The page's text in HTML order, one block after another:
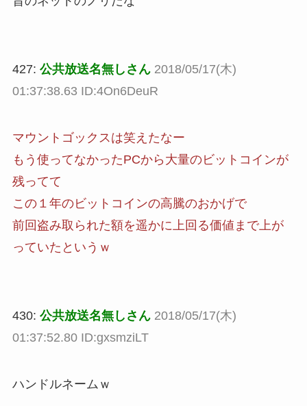
427: 公共放送名無しさん 2018/05/17(木)
01:37:38.63 ID:4On6DeuR
マウントゴックスは笑えたなー
もう使ってなかったPCから大量のビットコインが
残ってて
この１年のビットコインの高騰のおかげで
前回盗み取られた額を遥かに上回る価値まで上が
っていたというｗ
430: 公共放送名無しさん 2018/05/17(木)
01:37:52.80 ID:gxsmziLT
ハンドルネームｗ